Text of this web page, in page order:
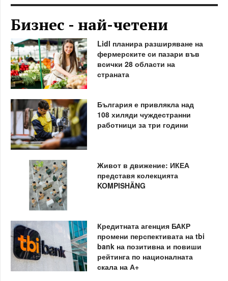
Бизнес - най-четени
Lidl планира разширяване на
фермерските си пазари във
всички 28 области на
страната
България е привлякла над
108 хиляди чуждестранни
работници за три години
Живот в движение: ИКЕА
представя колекцията
KOMPISHÄNG
Кредитната агенция БАКР
промени перспективата на tbi
bank на позитивна и повиши
рейтинга по националната
скала на А+